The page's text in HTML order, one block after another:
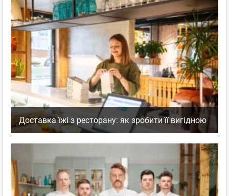
Доставка їжі з ресторану: як зробити її вигідною